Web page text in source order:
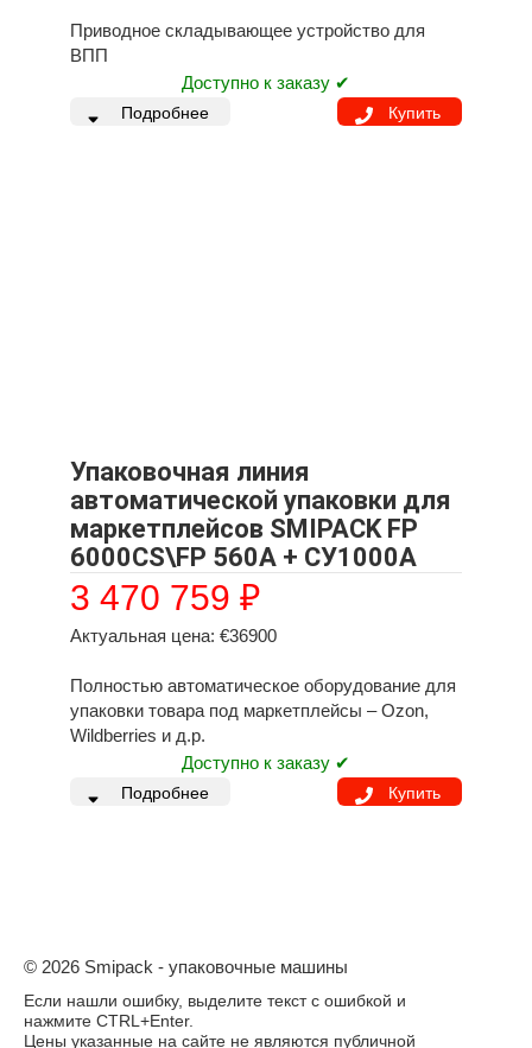
Приводное складывающее устройство для
ВПП
Доступно к заказу ✔
Подробнее Купить
Упаковочная линия
автоматической упаковки для
маркетплейсов SMIPACK FP
6000CS\FP 560A + СУ1000А
3 470 759 ₽
Актуальная цена: €36900
Полностью автоматическое оборудование для
упаковки товара под маркетплейсы – Ozon,
Wildberries и д.р.
Доступно к заказу ✔
Подробнее Купить
© 2026 Smipack - упаковочные машины
Если нашли ошибку, выделите текст с ошибкой и
нажмите CTRL+Enter.
Цены указанные на сайте не являются публичной